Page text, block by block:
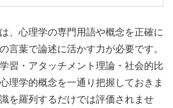
、心理学の専門用語や概念を正確に
言葉で論述に活かす力が必要です。
習・アタッチメント理論・社会的比
理学的概念を一通り把握しておきま
を羅列するだけでは評価されませ